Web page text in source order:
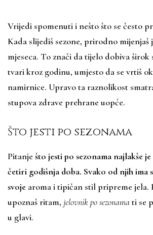
Vrijedi spomenuti i nešto što se često
Kada slijediš sezone, prirodno
mjeseca. To znači da tijelo dobiva
tvari kroz godinu, umjesto da se vrtiš
namirnice. Upravo ta raznolikost
stupova zdrave prehrane uopće.
Što jesti po sezonama
Pitanje što jesti po sezonama najlakše
četiri godišnja doba. Svako od njih ima
svoje aroma i tipičan stil pripreme jela.
upoznaš ritam, jelovnik po sezonamati se
u glavi.